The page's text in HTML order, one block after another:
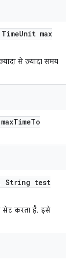
TimeUnit max
से ज़्यादा समय
TimeTo
String test
सेट करता है. इसे